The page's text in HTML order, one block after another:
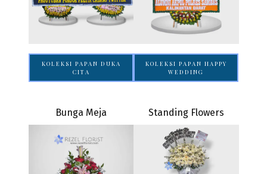
KOLEKSI PAPAN DUKA
CITA
KOLEKSI PAPAN HAPPY
WEDDING
Bunga Meja Standing Flowers